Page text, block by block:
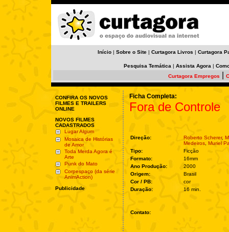
Início | Sobre o Site | Curtagora Livros | Curtagora
Pesquisa Temática | Assista Agora |
Curtagora Empregos
CONFIRA OS NOVOS
FILMES E TRAILERS
ONLINE
NOVOS FILMES
CADASTRADOS
Lugar Algum
Mosaica de Histórias
de Amor
Toda Merda Agora é
Arte
Punk do Mato
Corpespaço (da série
AnimAction)
Publicidade
Ficha Completa:
Fora de Controle
Direção: Roberto Scherer,
Medeiros Muriel
Tipo:
Ficção
Formato:
16mm
Ano Produção:
2000
Origem:
Brasil
Cor / PB:
cor
Duração:
16 min.
Contato: